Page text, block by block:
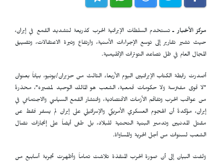
مركز الأخبار ـتستخدم السلطات الإيرانية الحرب كذريعة لتشديد القمع في إيران،
حيث تشير تقارير إلى توسع الإجراءات الأمنية، وارتفاع وتيرة الاعتقالات، وتضييق
المجال العام في ظل تصاعد التوترات الإقليمية.
أصدرت رابطة الكتاب الإيرانيين اليوم الأربعاء الثالث من حزيران/يونيو، بياناً بعنوان
"لا قوى مفترسة ولا حكومات قمعية، الشعب هو المالك الوحيد لمصيره"، محذرةً
من عواقب الحرب وتفاقم الأزمات الاقتصادية، وانتشار القمع السياسي والاجتماعي في
إيران، مؤكدةً أن الهجوم العسكري الأمريكي والإسرائيلي على إيران لم يسفر فقط عن
مقتل المدنيين وتدمير البنية التحتية للبلاد، بل طغى أيضاً على إنجازات نضال
الشعب لسنوات من أجل الحرية والمساواة.
ولفت البيان إلى أن صورة الحرب المنقذة تلاشت تماماً وأظهرت تجربة أسابيع من